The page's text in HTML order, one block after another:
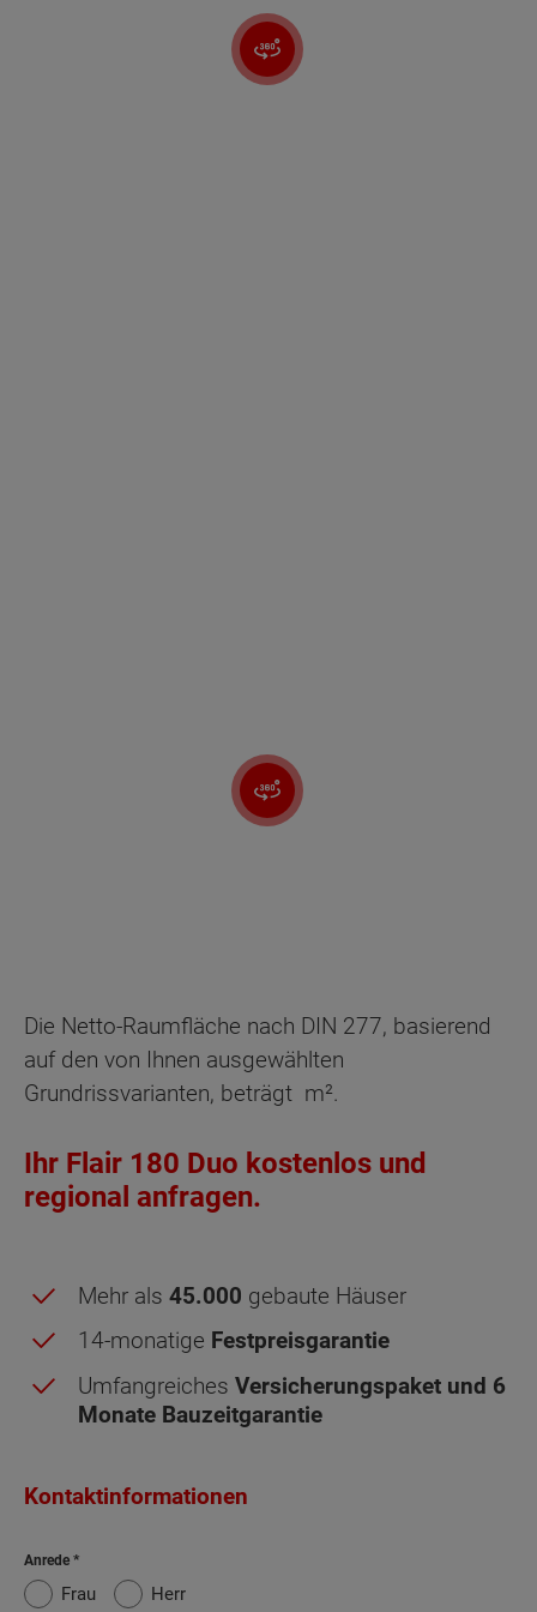
Obergeschoss - Grundrissvarianten:
Netto-Raumfläche nach DIN 277 Obergeschoss
Die Netto-Raumfläche nach DIN 277, basierend
auf den von Ihnen ausgewählten
Grundrissvarianten, beträgt m².
Ihr Flair 180 Duo kostenlos und
regional anfragen.
Mehr als 45.000 gebaute Häuser
14-monatige Festpreisgarantie
Umfangreiches Versicherungspaket und 6
Monate Bauzeitgarantie
Kontaktinformationen
Anrede
Frau Herr